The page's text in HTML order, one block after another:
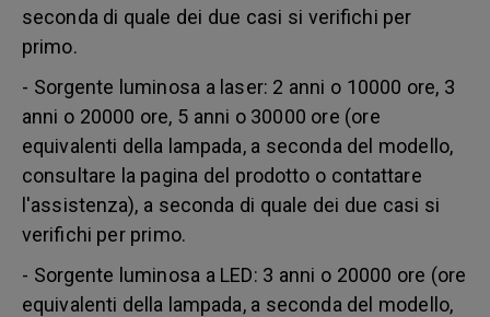
seconda di quale dei due casi si verifichi per
primo.
- Sorgente luminosa a laser: 2 anni o 10000 ore, 3
anni o 20000 ore, 5 anni o 30000 ore (ore
equivalenti della lampada, a seconda del modello,
consultare la pagina del prodotto o contattare
l'assistenza), a seconda di quale dei due casi si
verifichi per primo.
- Sorgente luminosa a LED: 3 anni o 20000 ore (ore
equivalenti della lampada, a seconda del modello,